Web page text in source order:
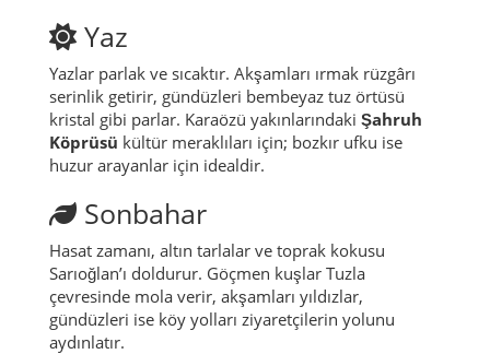
Yaz
Yazlar parlak ve sıcaktır. Akşamları ırmak rüzgârı
serinlik getirir, gündüzleri bembeyaz tuz örtüsü
kristal gibi parlar. Karaözü yakınlarındaki Şahruh
Köprüsü kültür meraklıları için; bozkır ufku ise
huzur arayanlar için idealdir.
Sonbahar
Hasat zamanı, altın tarlalar ve toprak kokusu
Sarıoğlan’ı doldurur. Göçmen kuşlar Tuzla
çevresinde mola verir, akşamları yıldızlar,
gündüzleri ise köy yolları ziyaretçilerin yolunu
aydınlatır.